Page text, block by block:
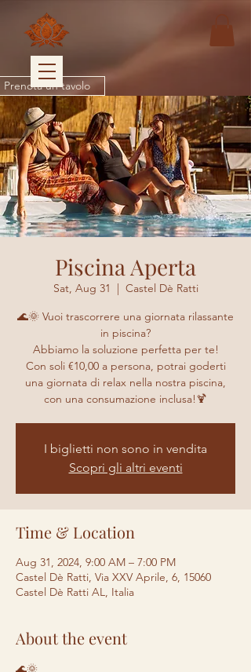
Piscina Aperta
Sat, Aug 31
  |
Castel Dè Ratti
🌊🌞 Vuoi trascorrere una giornata rilassante
in piscina?
Abbiamo la soluzione perfetta per te!
Con soli €10,00 a persona, potrai goderti
una giornata di relax nella nostra piscina,
con una consumazione inclusa!🍹
I biglietti non sono in vendita
Scopri gli altri eventi
Time & Location
Aug 31, 2024, 9:00 AM – 7:00 PM
Castel Dè Ratti, Via XXV Aprile, 6, 15060
Castel Dè Ratti AL, Italia
About the event
🌊🌞
Prenota un tavolo